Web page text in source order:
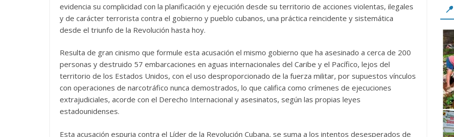
evidencia su complicidad con la planificación y ejecución desde su territorio de acciones violentas, ilegales
y de carácter terrorista contra el gobierno y pueblo cubanos, una práctica reincidente y sistemática
desde el triunfo de la Revolución hasta hoy.
Resulta de gran cinismo que formule esta acusación el mismo gobierno que ha asesinado a cerca de 200
personas y destruido 57 embarcaciones en aguas internacionales del Caribe y el Pacífico, lejos del
territorio de los Estados Unidos, con el uso desproporcionado de la fuerza militar, por supuestos vínculos
con operaciones de narcotráfico nunca demostrados, lo que califica como crímenes de ejecuciones
extrajudiciales, acorde con el Derecho Internacional y asesinatos, según las propias leyes
estadounidenses.
Esta acusación espuria contra el Líder de la Revolución Cubana, se suma a los intentos desesperados de